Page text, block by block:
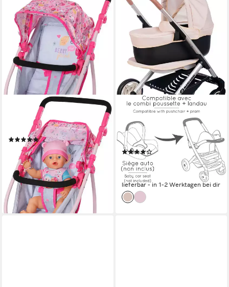
BABY BORN
Kombi-Puppenwagen Deluxe
Puppenwagen
(9)
60,93 € UVP69,99 €
-13%
lieferbar - in 2-3 Werktagen bei dir
SMOBY
Kombi-Puppenwagen Maxi-
Cosi Puppenwagen 3-in-1,
Made in Europe
(6)
ab 55,57 € 79,99 €
-31%
lieferbar - in 1-2 Werktagen bei dir